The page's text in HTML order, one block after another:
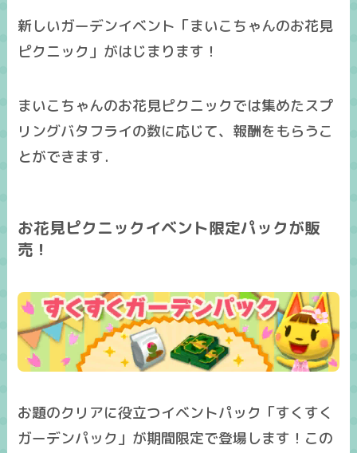
新しいガーデンイベント「まいこちゃんのお花見
ピクニック」がはじまります！
まいこちゃんのお花見ピクニックでは集めたスプ
リングバタフライの数に応じて、報酬をもらうこ
とができます．
お花見ピクニックイベント限定パックが販
売！
お題のクリアに役立つイベントパック「すくすく
ガーデンパック」が期間限定で登場します！この